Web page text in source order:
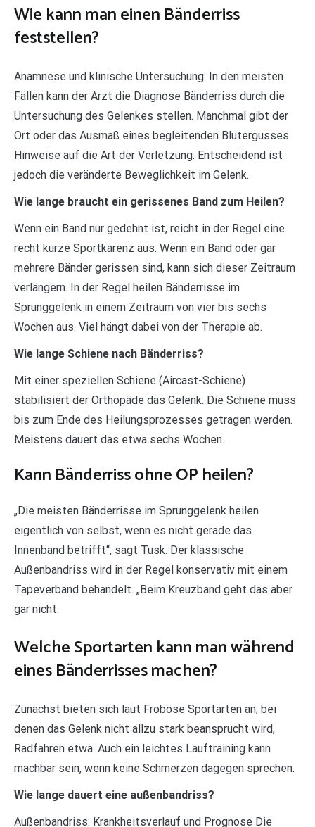
Wie kann man einen Bänderriss
feststellen?
Anamnese und klinische Untersuchung: In den meisten
Fällen kann der Arzt die Diagnose Bänderriss durch die
Untersuchung des Gelenkes stellen. Manchmal gibt der
Ort oder das Ausmaß eines begleitenden Blutergusses
Hinweise auf die Art der Verletzung. Entscheidend ist
jedoch die veränderte Beweglichkeit im Gelenk.
Wie lange braucht ein gerissenes Band zum Heilen?
Wenn ein Band nur gedehnt ist, reicht in der Regel eine
recht kurze Sportkarenz aus. Wenn ein Band oder gar
mehrere Bänder gerissen sind, kann sich dieser Zeitraum
verlängern. In der Regel heilen Bänderrisse im
Sprunggelenk in einem Zeitraum von vier bis sechs
Wochen aus. Viel hängt dabei von der Therapie ab.
Wie lange Schiene nach Bänderriss?
Mit einer speziellen Schiene (Aircast-Schiene)
stabilisiert der Orthopäde das Gelenk. Die Schiene muss
bis zum Ende des Heilungsprozesses getragen werden.
Meistens dauert das etwa sechs Wochen.
Kann Bänderriss ohne OP heilen?
„Die meisten Bänderrisse im Sprunggelenk heilen
eigentlich von selbst, wenn es nicht gerade das
Innenband betrifft“, sagt Tusk. Der klassische
Außenbandriss wird in der Regel konservativ mit einem
Tapeverband behandelt. „Beim Kreuzband geht das aber
gar nicht.
Welche Sportarten kann man während
eines Bänderrisses machen?
Zunächst bieten sich laut Froböse Sportarten an, bei
denen das Gelenk nicht allzu stark beansprucht wird,
Radfahren etwa. Auch ein leichtes Lauftraining kann
machbar sein, wenn keine Schmerzen dagegen sprechen.
Wie lange dauert eine außenbandriss?
Außenbandriss: Krankheitsverlauf und Prognose Die